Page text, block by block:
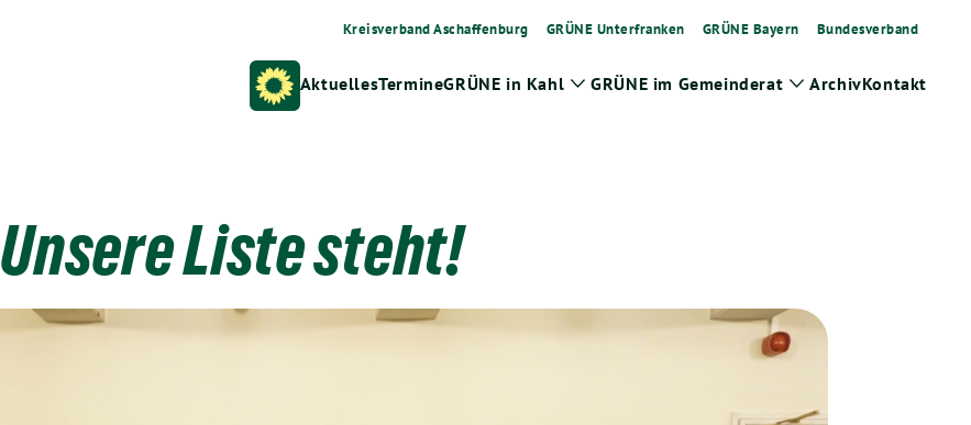
Kreisverband Aschaffenburg GRÜNE Unterfranken GRÜNE Bayern Bundesverband
AktuellesTermineGRÜNE in Kahl Zeige
GRÜNE im Gemeinderat Zeige
ArchivKontakt
Unsere Liste steht!